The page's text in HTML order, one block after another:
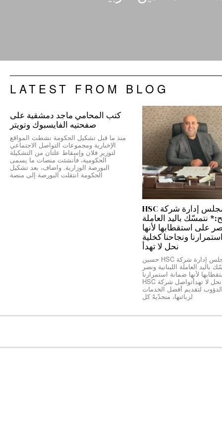
LATEST FROM BLOG
رئيس مجلس إدارة شركة HSC
نتمسّك باليد العاملة
على استقطابها لأنها
ونجاحنا كخلية
نحل لا تهدأ
*رئيس مجلس إدارة شركة HSC حسين
باليد العاملة اللبنانية ونصر
لأنها ضمانة استمرارنا
ونجاحنا كخلية نحل لا تهدأتواصل شركة HSC
لتقديم أفضل الخدمات
لزبائنها، متحدّيةً كل
كتب المحامي ماجد دمشقية على
صفحتيه الفايسبوك وتويتر
منذ ما قبل تشكيل الحكومة نشطت المواقع
الإخبارية ومجموعات التواصل الاجتماعي
لتوزير فلان وإسقاط علتان من التشكيلة
الحكومية، فأنشئت منصات ما يسمى
البورصة الوزارية. واضاف، بعد تشكيل
الحكومة انتقلت البورصة إلى منصة